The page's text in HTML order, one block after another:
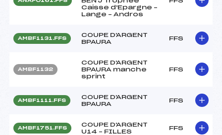
Caisse d'Epargne –
Lange – Andros
AMBF1131.FFS
COUPE D'ARGENT
BPAURA
FFS
AMBF1132
COUPE D'ARGENT
BPAURA manche
sprint
FFS
AMBF1111.FFS
COUPE D'ARGENT
BPAURA
FFS
AMBF1751.FFS
COUPE D'ARGENT
U14 – FILLES
FFS